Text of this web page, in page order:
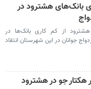
بانک‌های هشترود در
هشترود از کم کاری بانک‌ها در
جوانان در این شهرستان انتقاد
جو در هشترود